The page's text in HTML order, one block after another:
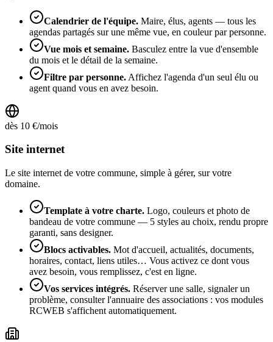
Calendrier de l'équipe. Maire, élus, agents — tous les
agendas partagés sur une même vue, en couleur par personne.
Vue mois et semaine. Basculez entre la vue d'ensemble
du mois et le détail de la semaine.
Filtre par personne. Affichez l'agenda d'un seul élu ou
agent quand vous en avez besoin.
dès 10 €/mois
Site internet
Le site internet de votre commune, simple à gérer, sur votre
domaine.
Template à votre charte. Logo, couleurs et photo de
bandeau de votre commune — 5 styles au choix, rendu propre
garanti, sans designer.
Blocs activables. Mot d'accueil, actualités, documents,
horaires, contact, liens utiles… Vous activez ce dont vous
avez besoin, vous remplissez, c'est en ligne.
Vos services intégrés. Réserver une salle, signaler un
problème, consulter l'annuaire des associations : vos modules
RCWEB s'affichent automatiquement.